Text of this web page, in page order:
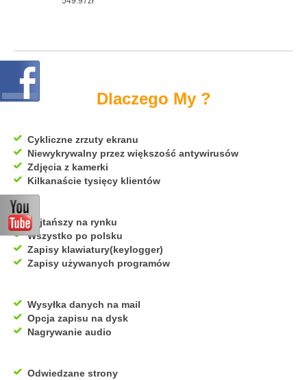
Dlaczego My ?
Cykliczne zrzuty ekranu
Niewykrywalny przez większość antywirusów
Zdjęcia z kamerki
Kilkanaście tysięcy klientów
Najtańszy na rynku
Wszystko po polsku
Zapisy klawiatury(keylogger)
Zapisy używanych programów
Wysyłka danych na mail
Opcja zapisu na dysk
Nagrywanie audio
Odwiedzane strony